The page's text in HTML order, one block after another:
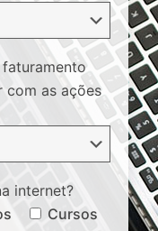
com as ações
internet?
Cursos